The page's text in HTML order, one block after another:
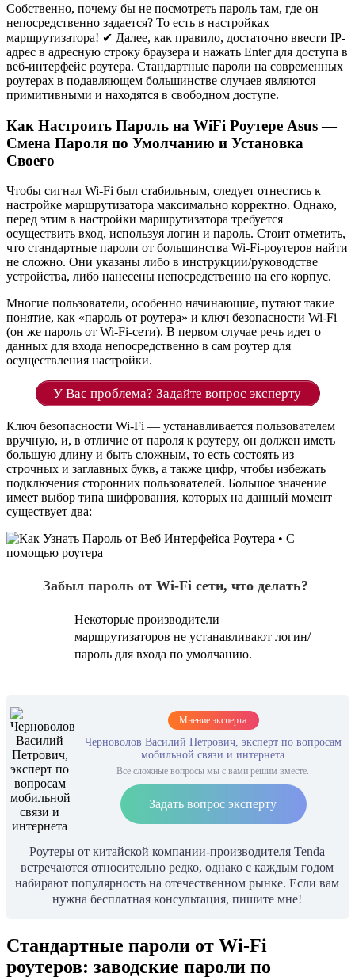
Собственно, почему бы не посмотреть пароль там, где он
непосредственно задается? То есть в настройках
маршрутизатора! ✔ Далее, как правило, достаточно ввести IP-
адрес в адресную строку браузера и нажать Enter для доступа в
веб-интерфейс роутера. Стандартные пароли на современных
роутерах в подавляющем большинстве случаев являются
примитивными и находятся в свободном доступе.
Как Настроить Пароль на WiFi Роутере Asus —
Смена Пароля по Умолчанию и Установка
Своего
Чтобы сигнал Wi-Fi был стабильным, следует отнестись к
настройке маршрутизатора максимально корректно. Однако,
перед этим в настройки маршрутизатора требуется
осуществить вход, используя логин и пароль. Стоит отметить,
что стандартные пароли от большинства Wi-Fi-роутеров найти
не сложно. Они указаны либо в инструкции/руководстве
устройства, либо нанесены непосредственно на его корпус.
Многие пользователи, особенно начинающие, путают такие
понятие, как «пароль от роутера» и ключ безопасности Wi-Fi
(он же пароль от Wi-Fi-сети). В первом случае речь идет о
данных для входа непосредственно в сам роутер для
осуществления настройки.
У Вас проблема? Задайте вопрос эксперту
Ключ безопасности Wi-Fi — устанавливается пользователем
вручную, и, в отличие от пароля к роутеру, он должен иметь
большую длину и быть сложным, то есть состоять из
строчных и заглавных букв, а также цифр, чтобы избежать
подключения сторонних пользователей. Большое значение
имеет выбор типа шифрования, которых на данный момент
существует два:
Забыл пароль от Wi-Fi сети, что делать?
Некоторые производители
маршрутизаторов не устанавливают логин/
пароль для входа по умолчанию.
Мнение эксперта
Черноволов Василий Петрович, эксперт по вопросам
мобильной связи и интернета
Все сложные вопросы мы с вами решим вместе.
Задать вопрос эксперту
Роутеры от китайской компании-производителя Tenda
встречаются относительно редко, однако с каждым годом
набирают популярность на отечественном рынке. Если вам
нужна бесплатная консультация, пишите мне!
Стандартные пароли от Wi-Fi
роутеров: заводские пароли по